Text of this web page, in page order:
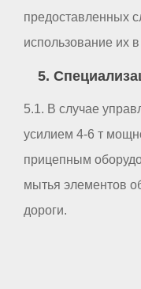
предоставленных
использование их
5.
5.1. В случае
усилием 4-6 т
прицепным
мытья элементов
дороги.